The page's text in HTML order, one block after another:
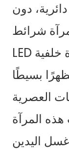
دون
شرائط
LED دافئة مخفية تُضفي إضاءة خلفية
بسيطًا
العصرية
هذه المرآة
اليدين